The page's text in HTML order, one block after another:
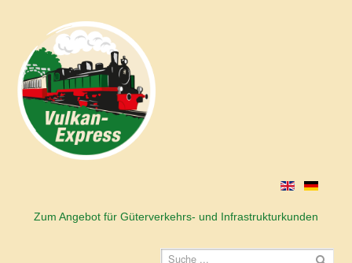
Zum Angebot für Güterverkehrs- und Infrastrukturkunden